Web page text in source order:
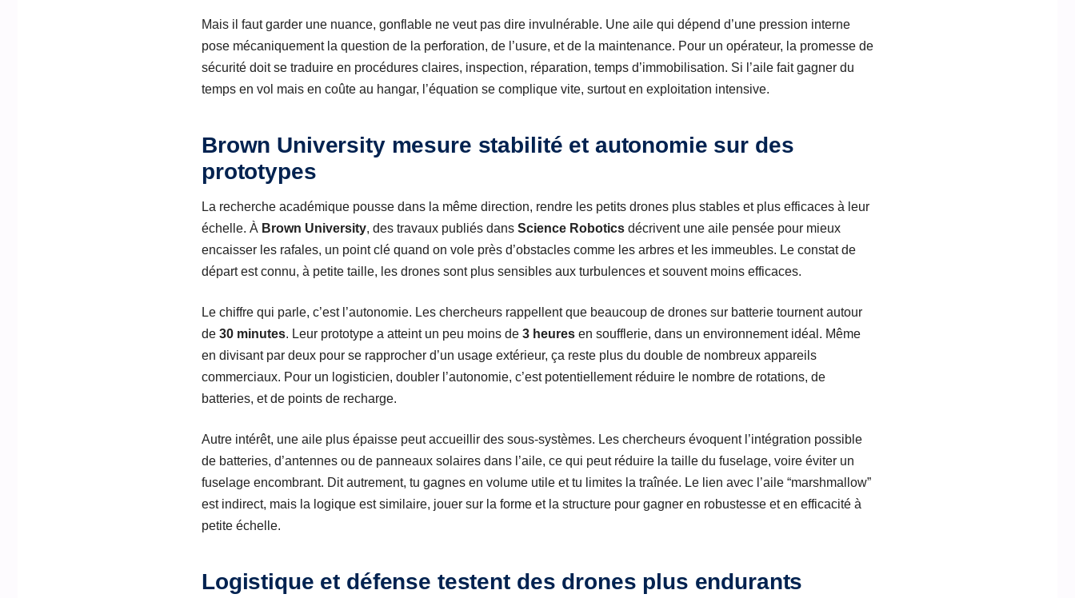
Mais il faut garder une nuance, gonflable ne veut pas dire invulnérable. Une aile qui dépend d’une pression interne
pose mécaniquement la question de la perforation, de l’usure, et de la maintenance. Pour un opérateur, la promesse de
sécurité doit se traduire en procédures claires, inspection, réparation, temps d’immobilisation. Si l’aile fait gagner du
temps en vol mais en coûte au hangar, l’équation se complique vite, surtout en exploitation intensive.
Brown University mesure stabilité et autonomie sur des
prototypes
La recherche académique pousse dans la même direction, rendre les petits drones plus stables et plus efficaces à leur
échelle. À Brown University, des travaux publiés dans Science Robotics décrivent une aile pensée pour mieux
encaisser les rafales, un point clé quand on vole près d’obstacles comme les arbres et les immeubles. Le constat de
départ est connu, à petite taille, les drones sont plus sensibles aux turbulences et souvent moins efficaces.
Le chiffre qui parle, c’est l’autonomie. Les chercheurs rappellent que beaucoup de drones sur batterie tournent autour
de 30 minutes. Leur prototype a atteint un peu moins de 3 heures en soufflerie, dans un environnement idéal. Même
en divisant par deux pour se rapprocher d’un usage extérieur, ça reste plus du double de nombreux appareils
commerciaux. Pour un logisticien, doubler l’autonomie, c’est potentiellement réduire le nombre de rotations, de
batteries, et de points de recharge.
Autre intérêt, une aile plus épaisse peut accueillir des sous-systèmes. Les chercheurs évoquent l’intégration possible
de batteries, d’antennes ou de panneaux solaires dans l’aile, ce qui peut réduire la taille du fuselage, voire éviter un
fuselage encombrant. Dit autrement, tu gagnes en volume utile et tu limites la traînée. Le lien avec l’aile “marshmallow”
est indirect, mais la logique est similaire, jouer sur la forme et la structure pour gagner en robustesse et en efficacité à
petite échelle.
Logistique et défense testent des drones plus endurants